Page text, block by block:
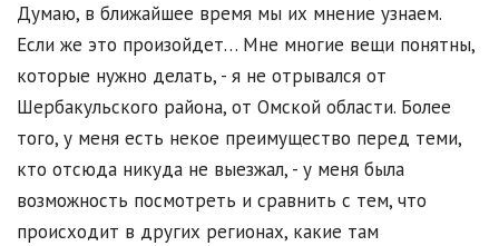
Думаю, в ближайшее время мы их мнение узнаем.
Если же это произойдет… Мне многие вещи понятны,
которые нужно делать, - я не отрывался от
Шербакульского района, от Омской области. Более
того, у меня есть некое преимущество перед теми,
кто отсюда никуда не выезжал, - у меня была
возможность посмотреть и сравнить с тем, что
происходит в других регионах, какие там